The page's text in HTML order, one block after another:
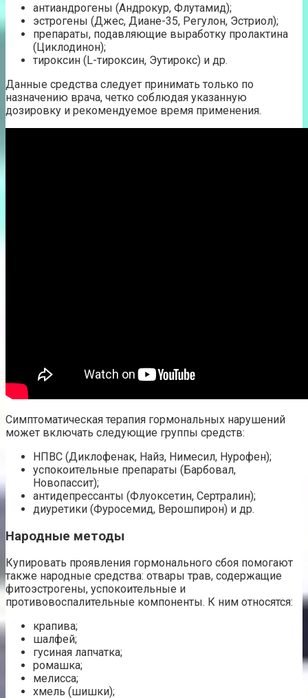
антиандрогены (Андрокур, Флутамид);
эстрогены (Джес, Диане-35, Регулон, Эстриол);
препараты, подавляющие выработку пролактина
(Циклодинон);
тироксин (L-тироксин, Эутирокс) и др.
Данные средства следует принимать только по
назначению врача, четко соблюдая указанную
дозировку и рекомендуемое время применения.
Симптоматическая терапия гормональных нарушений
может включать следующие группы средств:
НПВС (Диклофенак, Найз, Нимесил, Нурофен);
успокоительные препараты (Барбовал,
Новопассит);
антидепрессанты (Флуоксетин, Сертралин);
диуретики (Фуросемид, Верошпирон) и др.
Народные методы
Купировать проявления гормонального сбоя помогают
также народные средства: отвары трав, содержащие
фитоэстрогены, успокоительные и
противовоспалительные компоненты. К ним относятся:
крапива;
шалфей;
гусиная лапчатка;
ромашка;
мелисса;
хмель (шишки);